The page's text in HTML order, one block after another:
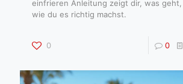
einfrieren Anleitung zeigt dir, was
wie du es richtig machst.
0 0